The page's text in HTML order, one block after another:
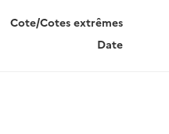
Cote/Cotes extrêmes
Date